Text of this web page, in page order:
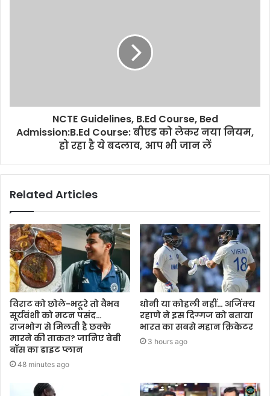
NCTE Guidelines, B.Ed Course, Bed
Admission:B.Ed Course: बीएड को लेकर नया नियम,
हो रहा है ये बदलाव, आप भी जान लें
Related Articles
विराट को छोले-भटूरे तो वैभव
सूर्यवंशी को मटन पसंद…
राजभोग से मिलती है छक्के
मारने की ताकत? जानिए बेबी
बॉस का डाइट प्लान
48 minutes ago
धोनी या कोहली नहीं… अजिंक्य
रहाणे ने इस दिग्गज को बताया
भारत का सबसे महान क्रिकेटर
3 hours ago